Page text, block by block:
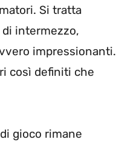
Si tratta
intermezzo,
impressionanti.
così definiti che
gioco rimane